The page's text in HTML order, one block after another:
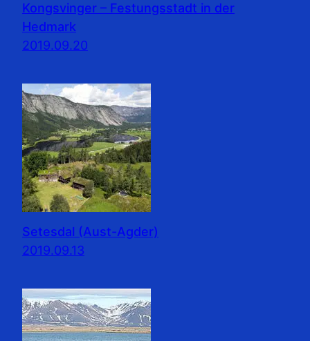
Kongsvinger – Festungsstadt in der
Hedmark
2019.09.20
Setesdal (Aust-Agder)
2019.09.13